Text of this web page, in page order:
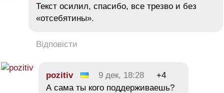
Текст осилил, спасибо, все трезво и без
«отсебятины».
Відповісти
pozitiv 9 дек, 18:28
+4
А сама ты кого поддерживаешь?